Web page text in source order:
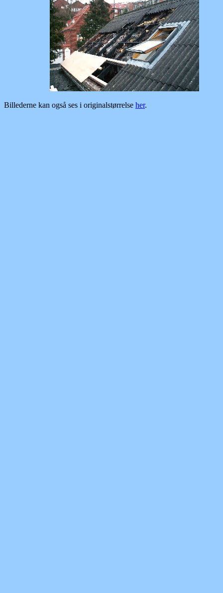
Billederne kan også ses i originalstørrelse her.